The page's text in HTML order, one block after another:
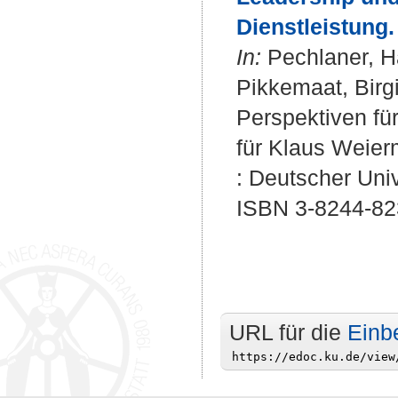
Dienstleistung.
In: Pechlaner,
Pikkemaat,
Perspektiven
für Klaus
: Deutscher
ISBN 3-8244-
URL für die